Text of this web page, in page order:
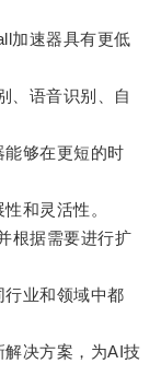
速器具有更低
语音识别、自
够在更短的时
和灵活性。
据需要进行扩
业和领域中都
决方案，为AI技